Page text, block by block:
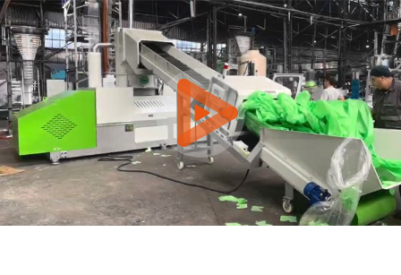
0:00 / 2:36